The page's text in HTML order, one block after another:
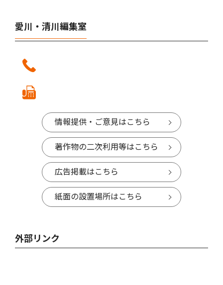
愛川・清川編集室
情報提供・ご意見はこちら
著作物の二次利用等はこちら
広告掲載はこちら
紙面の設置場所はこちら
外部リンク